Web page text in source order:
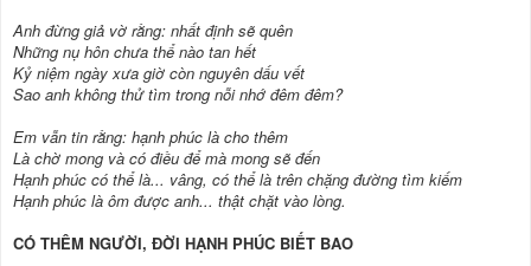
Anh đừng giả vờ rằng: nhất định sẽ quên
Những nụ hôn chưa thể nào tan hết
Kỷ niệm ngày xưa giờ còn nguyên dấu vết
Sao anh không thử tìm trong nỗi nhớ đêm đêm?
Em vẫn tin rằng: hạnh phúc là cho thêm
Là chờ mong và có điều để mà mong sẽ đến
Hạnh phúc có thể là... vâng, có thể là trên chặng đường tìm kiếm
Hạnh phúc là ôm được anh... thật chặt vào lòng.
CÓ THÊM NGƯỜI, ĐỜI HẠNH PHÚC BIẾT BAO